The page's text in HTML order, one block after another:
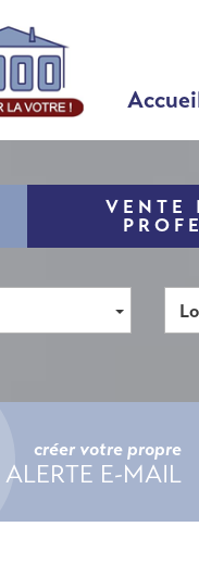
VENTE
créer votre propre
ALERTE E-MAIL